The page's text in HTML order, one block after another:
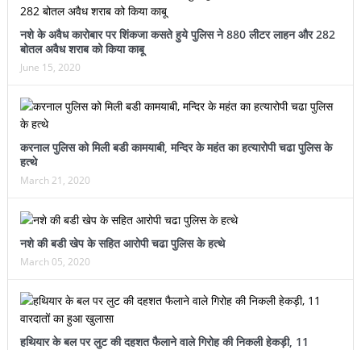
नशे के अवैध कारोबार पर शिंकजा कसते हुये पुलिस ने 880 लीटर लाहन और 282
बोतल अवैध शराब को किया काबू
June 15, 2020
करनाल पुलिस को मिली बडी कामयाबी, मन्दिर के महंत का हत्यारोपी चढा पुलिस के
हत्थे
March 21, 2020
नशे की बडी खेप के सहित आरोपी चढा पुलिस के हत्थे
March 05, 2020
हथियार के बल पर लुट की दहशत फैलाने वाले गिरोह की निकली हेकड़ी, 11